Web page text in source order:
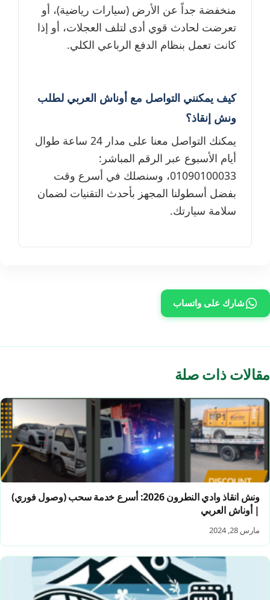
منخفضة جداً عن الأرض (سيارات رياضية)، أو
تعرضت لحادث قوي أدى لتلف العجلات، أو إذا
كانت تعمل بنظام الدفع الرباعي الكلي.
كيف يمكنني التواصل مع أوناش العربي لطلب
ونش إنقاذ؟
يمكنك التواصل معنا على مدار 24 ساعة طوال
أيام الأسبوع عبر الرقم المباشر:
01090100033، وسنصلك في أسرع وقت
بفضل أسطولنا المجهز بأحدث التقنيات لضمان
سلامة سيارتك.
شارك على واتساب
مقالات ذات صلة
ونش انقاذ وادي النطرون 2026: أسرع خدمة سحب (وصول فوري)
| أوناش العربي
مارس 28, 2024